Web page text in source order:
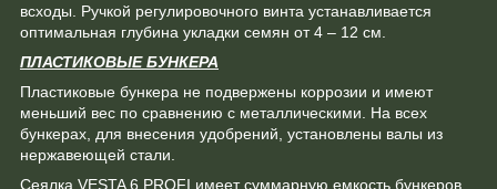
всходы. Ручкой регулировочного винта устанавливается
оптимальная глубина укладки семян от 4 – 12 см.
ПЛАСТИКОВЫЕ БУНКЕРА
Пластиковые бункера не подвержены коррозии и имеют
меньший вес по сравнению с металлическими. На всех
бункерах, для внесения удобрений, установлены валы из
нержавеющей стали.
Сеялка VESTA 6 PROFI имеет суммарную емкость бункеров